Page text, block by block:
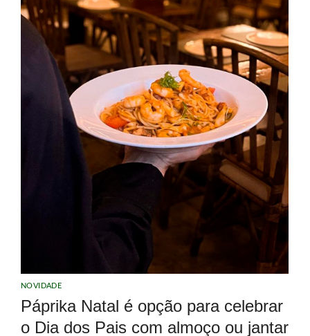
NOVIDADE
Páprika Natal é opção para celebrar
o Dia dos Pais com almoço ou jantar